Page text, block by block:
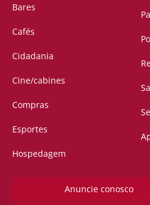
Bares
Cafés
Cidadania
Cine/cabines
Compras
Esportes
Hospedagem
Anuncie conosco